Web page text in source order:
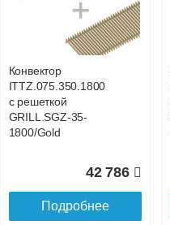
ITTB.090.250.1100
GRILL.SGW-25-
47 495
Подробнее
Конвектор
ITTZ.075.350.1800
с решеткой
GRILL.SGZ-35-
1800/Gold
42 786
Подробнее